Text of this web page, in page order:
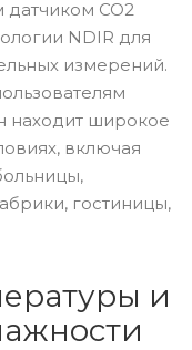
CO2
NDIR для
измерений.
находит широкое
включая
гостиницы,
и